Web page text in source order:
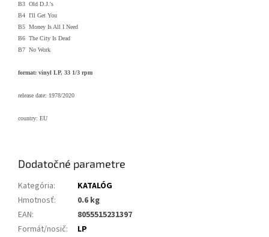
B3 Old D.J.'s
B4 I'll Get You
B5 Money Is All I Need
B6 The City Is Dead
B7 No Work
format: vinyl LP, 33 1/3 rpm
release date: 1978/2020
country: EU
Dodatočné parametre
Kategória:
KATALÓG
Hmotnosť:
0.6 kg
EAN:
8055515231397
Formát/nosič:
LP